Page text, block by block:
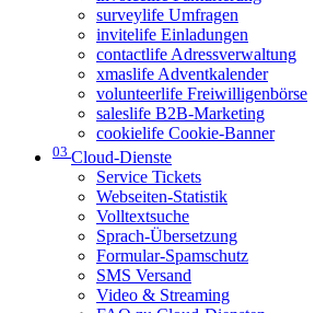
surveylife Umfragen
invitelife Einladungen
contactlife Adressverwaltung
xmaslife Adventkalender
volunteerlife Freiwilligenbörse
saleslife B2B-Marketing
cookielife Cookie-Banner
03 Cloud-Dienste
Service Tickets
Webseiten-Statistik
Volltextsuche
Sprach-Übersetzung
Formular-Spamschutz
SMS Versand
Video & Streaming